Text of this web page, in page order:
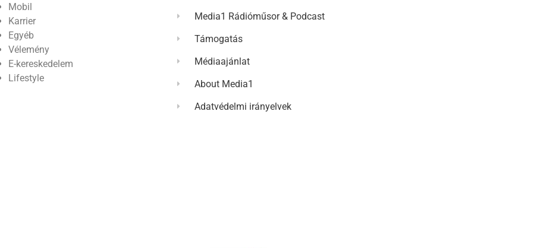
Mobil
Karrier
Egyéb
Vélemény
E-kereskedelem
Lifestyle
Media1 Rádióműsor & Podcast
Támogatás
Médiaajánlat
About Media1
Adatvédelmi irányelvek